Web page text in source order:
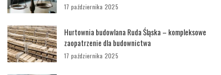
17 października 2025
Hurtownia budowlana Ruda Śląska – kompleksowe
zaopatrzenie dla budownictwa
17 października 2025